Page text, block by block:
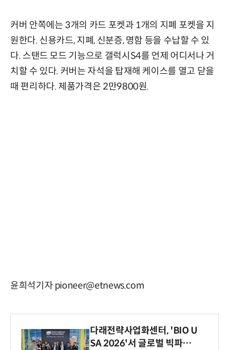
커버 안쪽에는 3개의 카드 포켓과 1개의 지폐 포켓을 지
원한다. 신용카드, 지폐, 신분증, 명함 등을 수납할 수 있
다. 스탠드 모드 기능으로 갤럭시S4를 언제 어디서나 거
치할 수 있다. 커버는 자석을 탑재해 케이스를 열고 닫을
때 편리하다. 제품가격은 2만9800원.
윤희석기자 pioneer@etnews.com
다래전략사업화센터, 'BIO U
SA 2026'서 글로벌 빅파마